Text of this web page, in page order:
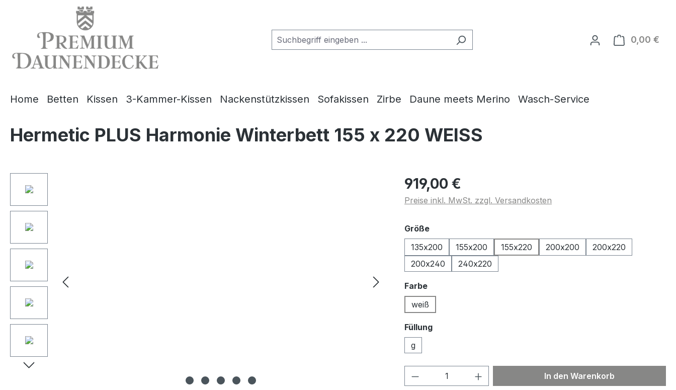
Zur Hauptnavigation springen
0,00 €
Home Betten Kissen 3-Kammer-Kissen Nackenstützkissen Sofakissen Zirbe Daune meets Merino Wasch-Service
Hermetic PLUS Harmonie Winterbett 155 x 220 WEISS
919,00 €
Preise inkl. MwSt. zzgl. Versandkosten
Größeauswählen
135x200
155x200 155x220 200x200
200x220
200x240
240x220
Farbeauswählen
weiß
Füllung
g
Produkt Anzahl: Gib den gewünschten Wert
In den Warenkorb